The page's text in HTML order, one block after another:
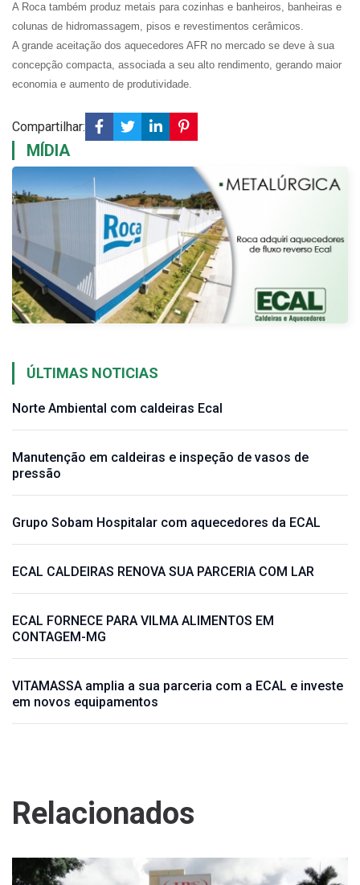
A Roca também produz metais para cozinhas e banheiros, banheiras e
colunas de hidromassagem, pisos e revestimentos cerâmicos.
A grande aceitação dos aquecedores AFR no mercado se deve à sua
concepção compacta, associada a seu alto rendimento, gerando maior
economia e aumento de produtividade.
Compartilhar:
MÍDIA
ÚLTIMAS NOTICIAS
Norte Ambiental com caldeiras Ecal
Manutenção em caldeiras e inspeção de vasos de
pressão
Grupo Sobam Hospitalar com aquecedores da ECAL
ECAL CALDEIRAS RENOVA SUA PARCERIA COM LAR
ECAL FORNECE PARA VILMA ALIMENTOS EM
CONTAGEM-MG
VITAMASSA amplia a sua parceria com a ECAL e investe
em novos equipamentos
Relacionados